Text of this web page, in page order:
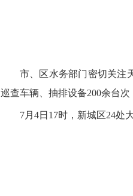
市、区水务部门密切关注
巡查车辆、抽排设备200余台次
7月4日17时，新城区24处